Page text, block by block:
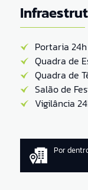
Portaria 24h
Quadra de
Quadra de
Salão de
Vigilância
Por